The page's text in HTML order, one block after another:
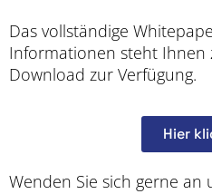
Das vollständige
Informationen steht Ihnen
Download zur Verfügung.
Hier
Wenden Sie sich gerne an